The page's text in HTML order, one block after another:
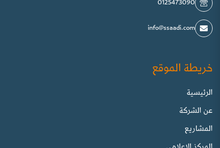
0125473090
info@ssaadi.com
خريطة الموقع
الرئيسية
عن الشركة
المشاريع